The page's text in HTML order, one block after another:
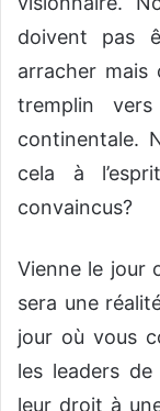
doivent pas
arracher mais
tremplin
continentale.
cela à
convaincus?
Vienne le jour
sera une
jour où vous
les leaders
leur droit à